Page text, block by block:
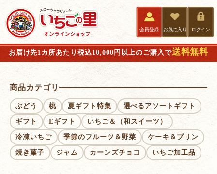
会員登録 お気に入り ログイン
お届け先1カ所あたり税込10,000円以上のご購入で送料無料
商品カテゴリ
ぶどう 桃 夏ギフト特集 選べるアソートギフト
ギフト Eギフト いちご＆（和スイーツ）
冷凍いちご 季節のフルーツ＆野菜 ケーキ＆プリン
焼き菓子 ジャム カーンズチョコ いちご加工品